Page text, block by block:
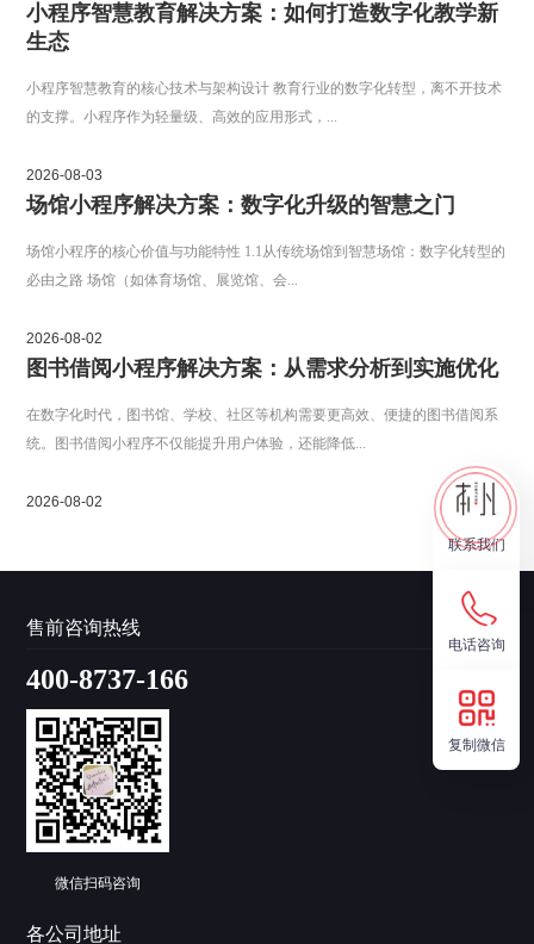
联系我们
电话咨询
复制微信
小程序智慧教育解决方案：如何打造数字化教学新
生态
小程序智慧教育的核心技术与架构设计 教育行业的数字化转型，离不开技术
的支撑。小程序作为轻量级、高效的应用形式，...
2026-08-03
场馆小程序解决方案：数字化升级的智慧之门
场馆小程序的核心价值与功能特性 1.1从传统场馆到智慧场馆：数字化转型的
必由之路 场馆（如体育场馆、展览馆、会...
2026-08-02
图书借阅小程序解决方案：从需求分析到实施优化
在数字化时代，图书馆、学校、社区等机构需要更高效、便捷的图书借阅系
统。图书借阅小程序不仅能提升用户体验，还能降低...
2026-08-02
售前咨询热线
400-8737-166
微信扫码咨询
各公司地址